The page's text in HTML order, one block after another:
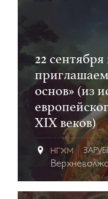
22 сентября
основ» (из
XIX веков)